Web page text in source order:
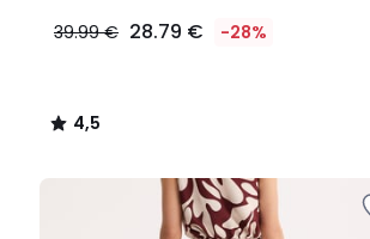
39.99 € 28.79 € -28%
4,5
/